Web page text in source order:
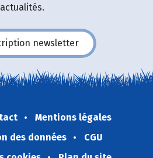
actualités.
newsletter
Mentions légales
des données
CGU